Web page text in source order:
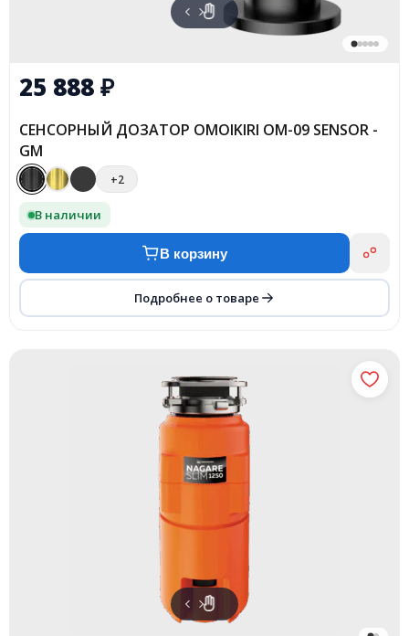
25 888₽
СЕНСОРНЫЙ ДОЗАТОР OMOIKIRI OM-09 SENSOR -
GM
+2
В наличии
В корзину
Подробнее о товаре